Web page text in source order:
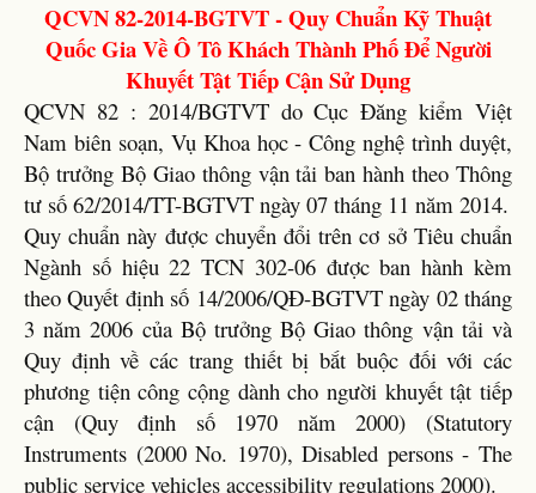
QCVN 82-2014-BGTVT - Quy Chuẩn Kỹ Thuật
Quốc Gia Về Ô Tô Khách Thành Phố Để Người
Khuyết Tật Tiếp Cận Sử Dụng
QCVN 82 : 2014/BGTVT do Cục Đăng kiểm Việt
Nam biên soạn, Vụ Khoa học - Công nghệ trình duyệt,
Bộ trưởng Bộ Giao thông vận tải ban hành theo Thông
tư số 62/2014/TT-BGTVT ngày 07 tháng 11 năm 2014.
Quy chuẩn này được chuyển đổi trên cơ sở Tiêu chuẩn
Ngành số hiệu 22 TCN 302-06 được ban hành kèm
theo Quyết định số 14/2006/QĐ-BGTVT ngày 02 tháng
3 năm 2006 của Bộ trưởng Bộ Giao thông vận tải và
Quy định về các trang thiết bị bắt buộc đối với các
phương tiện công cộng dành cho người khuyết tật tiếp
cận (Quy định số 1970 năm 2000) (Statutory
Instruments (2000 No. 1970), Disabled persons - The
public service vehicles accessibility regulations 2000).